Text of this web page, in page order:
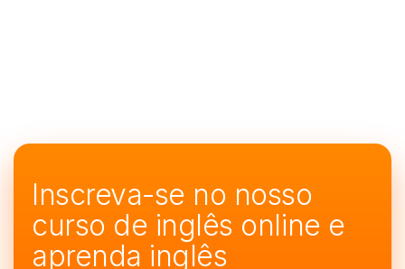
Inscreva-se no nosso
curso de inglês online e
aprenda inglês